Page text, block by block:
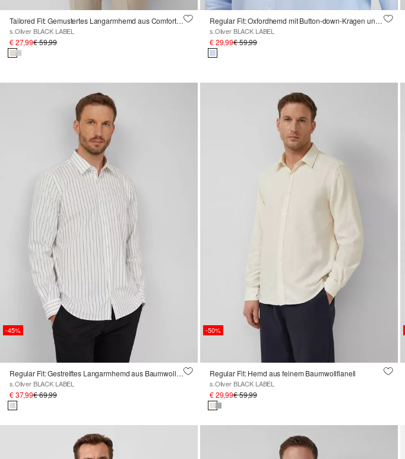
Tailored Fit: Gemustertes Langarmhemd aus Comfortstretch
s.Oliver BLACK LABEL
€ 27,99€ 59,99
Regular Fit: Oxfordhemd mit Button-down-Kragen und Brusttasche
s.Oliver BLACK LABEL
€ 29,99€ 59,99
-45%
Regular Fit: Gestreiftes Langarmhemd aus Baumwollstretch
s.Oliver BLACK LABEL
€ 37,99€ 69,99
-50%
Regular Fit: Hemd aus feinem Baumwollflanell
s.Oliver BLACK LABEL
€ 29,99€ 59,99